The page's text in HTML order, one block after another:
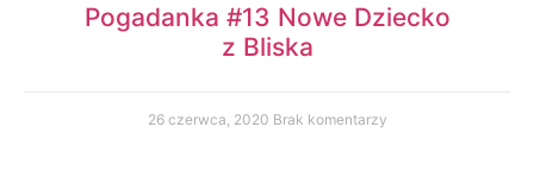
Pogadanka #13 Nowe Dziecko
z Bliska
26 czerwca, 2020 Brak komentarzy